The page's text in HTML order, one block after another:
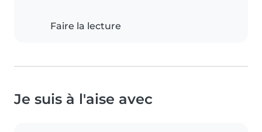
Faire la lecture
Je suis à l'aise avec